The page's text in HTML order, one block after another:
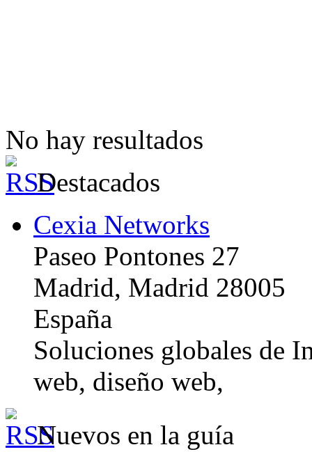
No hay resultados
Destacados
Cexia Networks
Paseo Pontones 27
Madrid, Madrid 28005
España
Soluciones globales de
web, diseño web,
Nuevos en la guía